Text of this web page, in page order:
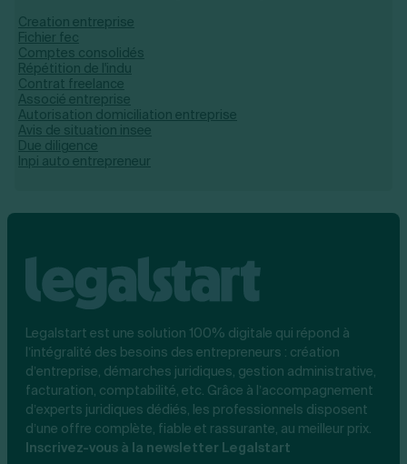
Creation entreprise
Fichier fec
Comptes consolidés
Répétition de l'indu
Contrat freelance
Associé entreprise
Autorisation domiciliation entreprise
Avis de situation insee
Due diligence
Inpi auto entrepreneur
Legalstart est une solution 100% digitale qui répond à
l’intégralité des besoins des entrepreneurs : création
d’entreprise, démarches juridiques, gestion administrative,
facturation, comptabilité, etc. Grâce à l’accompagnement
d’experts juridiques dédiés, les professionnels disposent
d’une offre complète, fiable et rassurante, au meilleur prix.
Inscrivez-vous à la newsletter Legalstart